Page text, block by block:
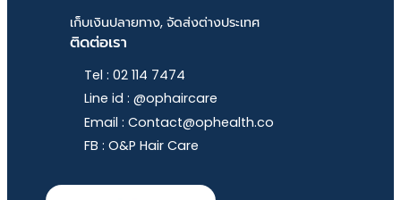
เก็บเงินปลายทาง, จัดส่งต่างประเทศ
ติดต่อเรา
Tel : 02 114 7474
Line id : @ophaircare
Email : Contact@ophealth.co
FB : O&P Hair Care